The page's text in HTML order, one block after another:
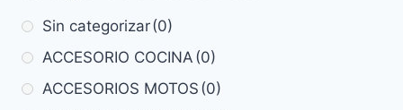
Sin categorizar(0)
ACCESORIO COCINA (0)
ACCESORIOS MOTOS (0)